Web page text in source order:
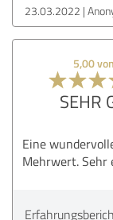
23.03.2022
5,00
SEHR
Eine
Mehrwert. Sehr